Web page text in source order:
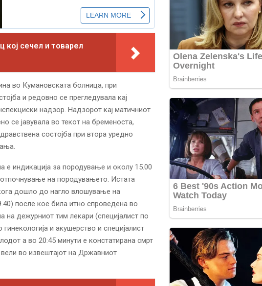
кој сечел и товарел
во Кумановската болница, при
и редовно се прегледувала кај
надзор. Надзорот кај матичниот
се јавувала во текот на бременоста,
состојба при втора уредно
е индикација за породување и околу 15.00
на породувањето. Истата
дошло до нагло влошување на
после кое била итно спроведена во
на дежурниот тим лекари (специјалист по
и акушерство и специјалист
а во 20:45 минути е констатирана смрт
во извештајот на Државниот